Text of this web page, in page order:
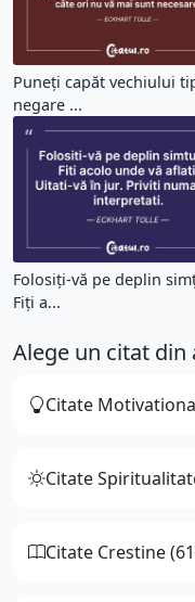
Puneți capăt vechiului
negare ...
Folosiți-vă pe deplin
Fiți a...
Alege un citat din
Citate
Citate
Citate Crestine